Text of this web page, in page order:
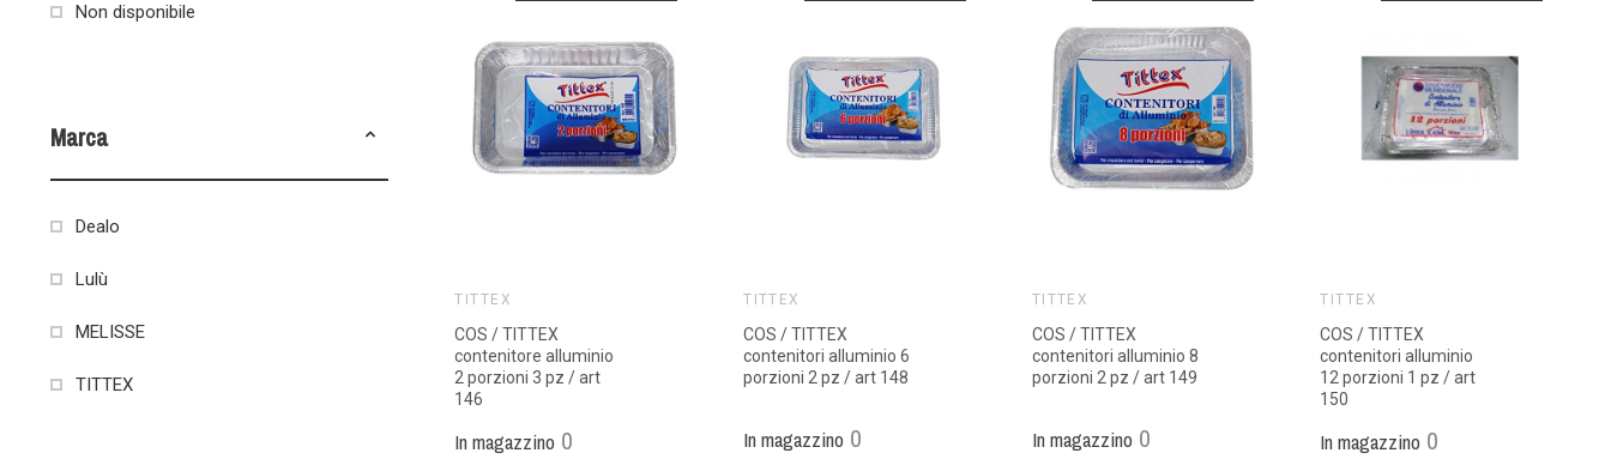
Non disponibile
Marca
Dealo
Lulù
MELISSE
TITTEX
TITTEX
COS / TITTEX
contenitore alluminio
2 porzioni 3 pz / art
146
In magazzino 0
TITTEX
COS / TITTEX
contenitori alluminio 6
porzioni 2 pz / art 148
In magazzino 0
TITTEX
COS / TITTEX
contenitori alluminio 8
porzioni 2 pz / art 149
In magazzino 0
TITTEX
COS / TITTEX
contenitori alluminio
12 porzioni 1 pz / art
150
In magazzino 0